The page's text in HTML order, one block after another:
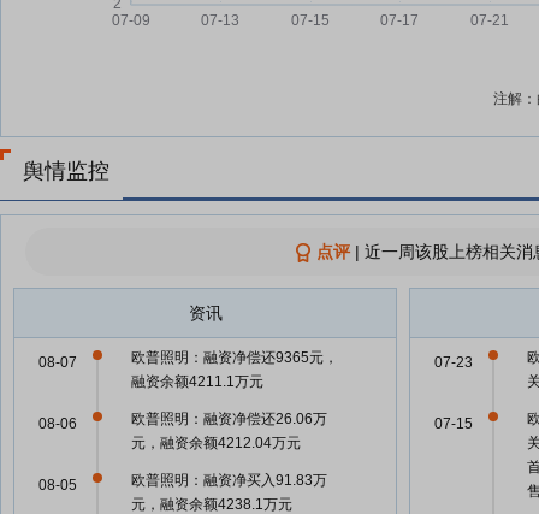
注解
舆情监控
点评| 近一周该股上榜相关
资讯
欧普照明：融资净偿还9365元，
融资余额4211.1万元
08-07
欧普照明：融资净偿还26.06万
元，融资余额4212.04万元
08-06
欧普照明：融资净买入91.83万
元，融资余额4238.1万元
08-05
07-23
07-15